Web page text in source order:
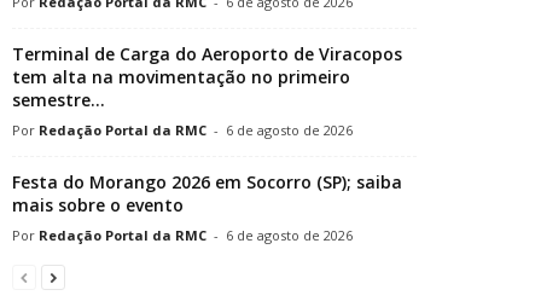
Terminal de Carga do Aeroporto de Viracopos
tem alta na movimentação no primeiro
semestre...
Redação Portal da RMC - 6 de agosto de 2026
Festa do Morango 2026 em Socorro (SP); saiba
mais sobre o evento
Redação Portal da RMC - 6 de agosto de 2026